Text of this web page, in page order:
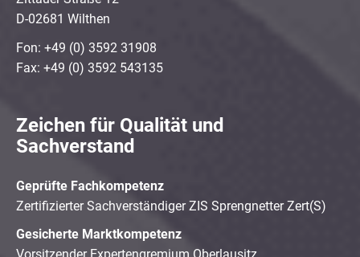
D-02681 Wilthen
Fon: +49 (0) 3592 31908
Fax: +49 (0) 3592 543135
Zeichen für Qualität und
Sachverstand
Geprüfte Fachkompetenz
Zertifizierter Sachverständiger ZIS Sprengnetter Zert(S)
Gesicherte Marktkompetenz